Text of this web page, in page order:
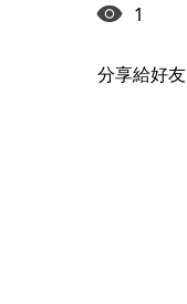
1
分享給好友